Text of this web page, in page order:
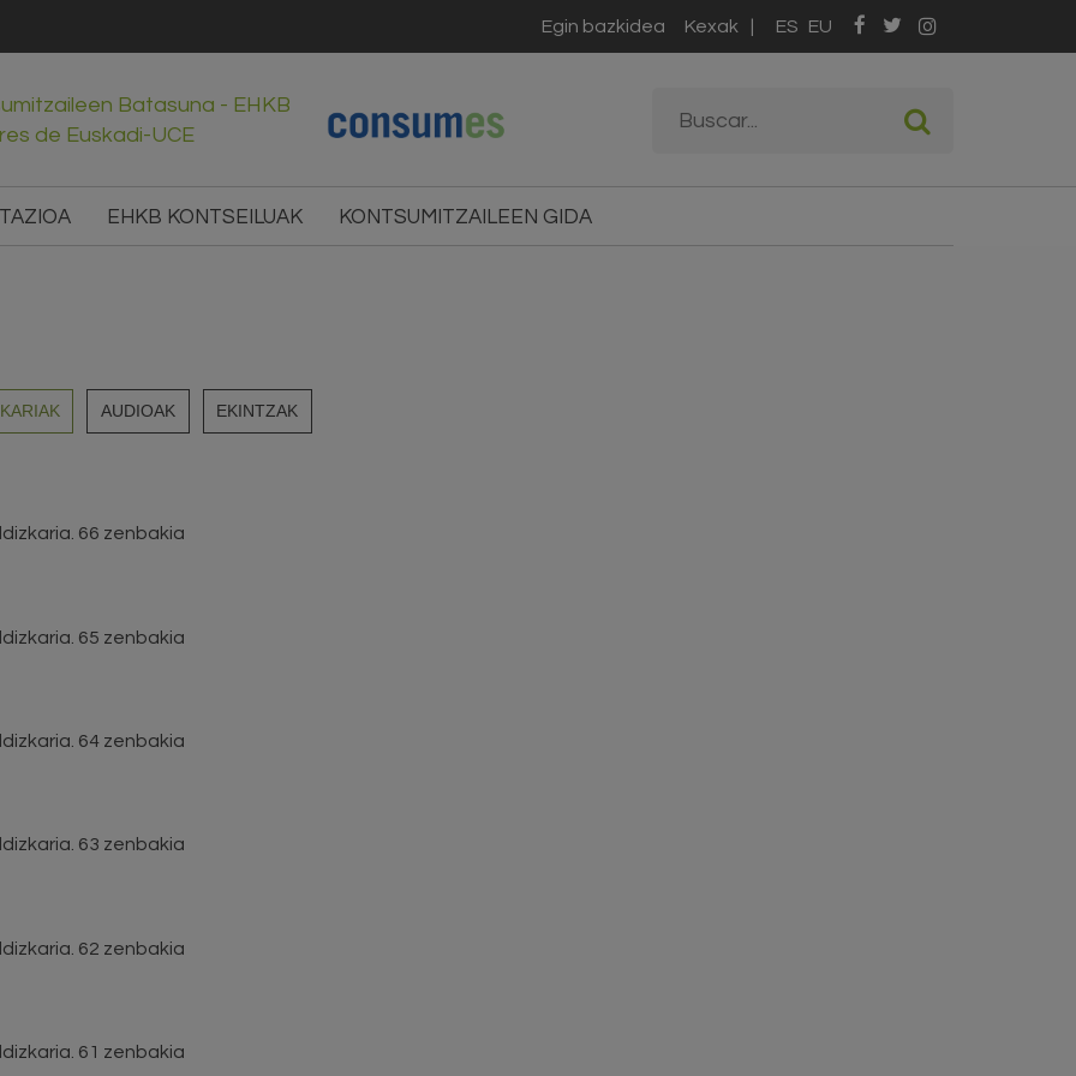
ES EU
Egin bazkidea Kexak
Batasuna - EHKB
de Euskadi-UCE
EHKB KONTSEILUAK KONTSUMITZAILEEN GIDA
AUDIOAK EKINTZAK
66 zenbakia
65 zenbakia
64 zenbakia
63 zenbakia
62 zenbakia
61 zenbakia